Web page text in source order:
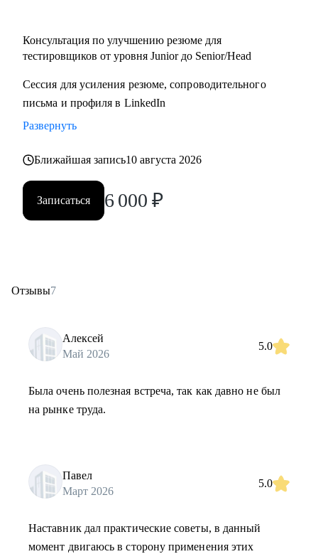
• QA Lead
Консультация по улучшению резюме для
тестировщиков от уровня Junior до Senior/Head
Сессия для усиления резюме, сопроводительного
письма и профиля в LinkedIn
Развернуть
Ближайшая запись10 августа 2026
Записаться 6 000 ₽
Отзывы7
Алексей
Май 2026
5.0
Была очень полезная встреча, так как давно не был
на рынке труда.
Павел
Март 2026
5.0
Наставник дал практические советы, в данный
момент двигаюсь в сторону применения этих